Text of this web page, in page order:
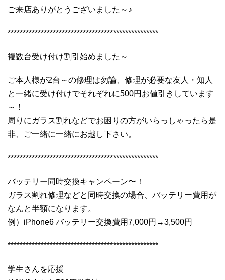
ご来店ありがとうございました～♪
**************************************************
複数台受け付け割引始めました～
ご本人様が2台～の修理は勿論、修理が必要な友人・知人
と一緒に受け付けでそれぞれに500円お値引きしています
～！
周りにガラス割れなどでお困りの方がいらっしゃったら是
非、ご一緒に一緒にお越し下さい。
**************************************************
バッテリー同時交換キャンペーン〜！
ガラス割れ修理などと同時交換の場合、バッテリー費用が
なんと半額になります。
例）iPhone6 バッテリー交換費用7,000円→3,500円
**************************************************
学生さんを応援